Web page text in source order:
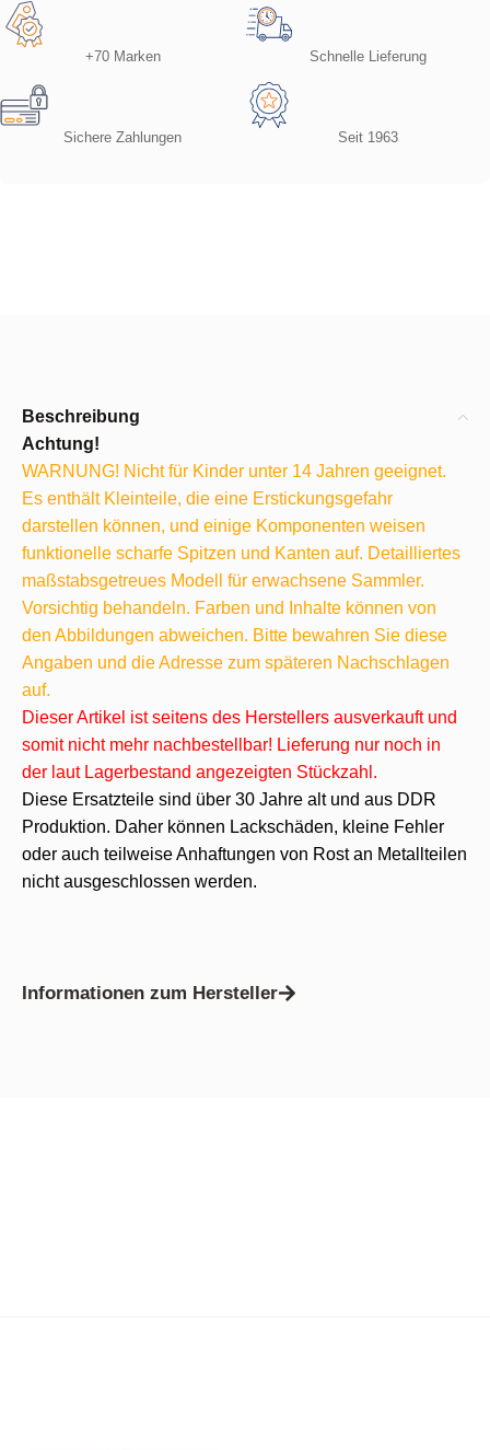
+70 Marken Schnelle Lieferung
Sichere Zahlungen Seit 1963
Beschreibung
Achtung!
WARNUNG! Nicht für Kinder unter 14 Jahren geeignet.
Es enthält Kleinteile, die eine Erstickungsgefahr
darstellen können, und einige Komponenten weisen
funktionelle scharfe Spitzen und Kanten auf. Detailliertes
maßstabsgetreues Modell für erwachsene Sammler.
Vorsichtig behandeln. Farben und Inhalte können von
den Abbildungen abweichen. Bitte bewahren Sie diese
Angaben und die Adresse zum späteren Nachschlagen
auf.
Dieser Artikel ist seitens des Herstellers ausverkauft und
somit nicht mehr nachbestellbar! Lieferung nur noch in
der laut Lagerbestand angezeigten Stückzahl.
Diese Ersatzteile sind über 30 Jahre alt und aus DDR
Produktion. Daher können Lackschäden, kleine Fehler
oder auch teilweise Anhaftungen von Rost an Metallteilen
nicht ausgeschlossen werden.
Informationen zum Hersteller